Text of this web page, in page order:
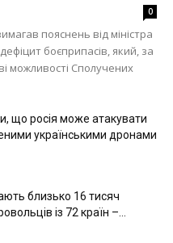
0
пояснень від міністра
боєприпасів, який, за
можливості Сполучених
що росія може атакувати
українськими дронами
близько 16 тисяч
із 72 країн –...